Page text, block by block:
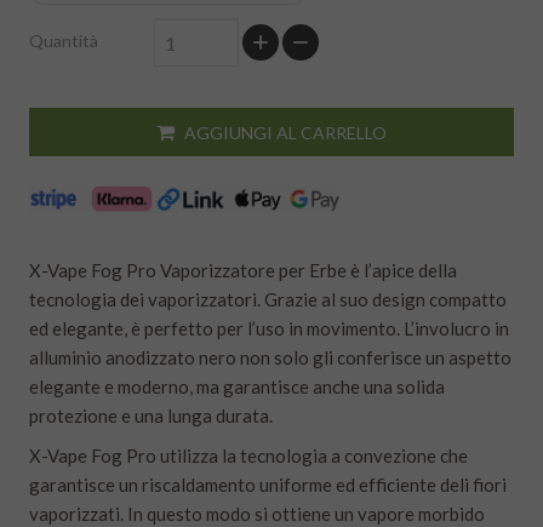
Quantità
AGGIUNGI AL CARRELLO
X-Vape Fog Pro Vaporizzatore per Erbe è l’apice della
tecnologia dei vaporizzatori. Grazie al suo design compatto
ed elegante, è perfetto per l’uso in movimento. L’involucro in
alluminio anodizzato nero non solo gli conferisce un aspetto
elegante e moderno, ma garantisce anche una solida
protezione e una lunga durata.
X-Vape Fog Pro utilizza la tecnologia a convezione che
garantisce un riscaldamento uniforme ed efficiente deli fiori
vaporizzati. In questo modo si ottiene un vapore morbido